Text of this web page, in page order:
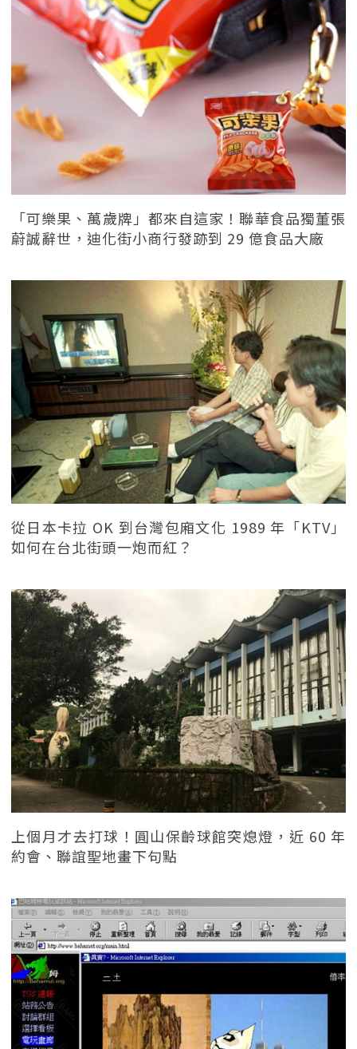
「可樂果、萬歲牌」都來自這家！聯華食品獨董張
蔚誠辭世，迪化街小商行發跡到 29 億食品大廠
從日本卡拉 OK 到台灣包廂文化 1989 年「KTV」
如何在台北街頭一炮而紅？
上個月才去打球！圓山保齡球館突熄燈，近 60 年
約會、聯誼聖地畫下句點